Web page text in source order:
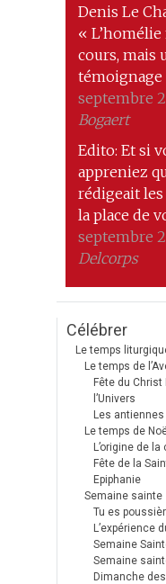
Denis Le
« L’homélie
cours, mais
témoignage
septembre
Bogaert
Edito: Et si
appreniez
rédigeait
la place de
septembre
Delcorps
Célébrer
Le temps
Le temps de
Fête du Christ
l’Univers
Les
Le temps de
L’origine de
Fête de la
Epiphanie
Semaine sainte
Tu es
L’expérience
Semaine
Semaine
Dimanche